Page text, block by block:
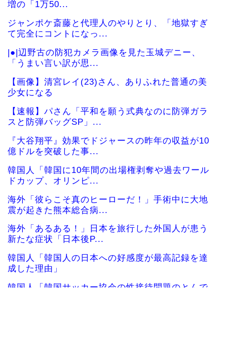
増の「1万50...
ジャンポケ斎藤と代理人のやりとり、「地獄すぎ
て完全にコントになっ...
|●|辺野古の防犯カメラ画像を見た玉城デニー、
「うまい言い訳が思...
【画像】清宮レイ(23)さん、ありふれた普通の美
少女になる
【速報】パさん「平和を願う式典なのに防弾ガラ
スと防弾バッグSP」...
『大谷翔平』効果でドジャースの昨年の収益が10
億ドルを突破した事...
韓国人「韓国に10年間の出場権剥奪や過去ワール
ドカップ、オリンピ...
海外「彼らこそ真のヒーローだ！」手術中に大地
震が起きた熊本総合病...
海外「あるある！」日本を旅行した外国人が患う
新たな症状「日本後P...
韓国人「韓国人の日本への好感度が最高記録を達
成した理由」
韓国人「韓国サッカー協会の性接待問題のとんで